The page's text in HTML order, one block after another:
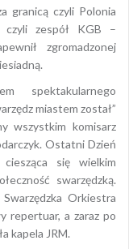
granicą czyli Polonia
zespół KGB –
zgromadzonej
spektakularnego
miastem został”
wszystkim komisarz
Ostatni Dzień
się wielkim
swarzędzką.
Orkiestra
repertuar, a zaraz po
kapela JRM.